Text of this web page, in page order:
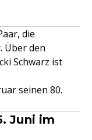
die
Über den
Schwarz ist
seinen 80.
Juni im